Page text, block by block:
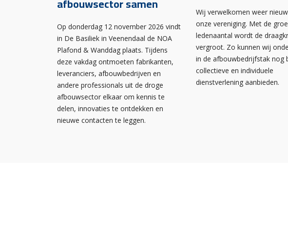
Op donderdag 12 november 2026 vindt
in De Basiliek in Veenendaal de NOA
Plafond & Wanddag plaats. Tijdens
deze vakdag ontmoeten fabrikanten,
leveranciers, afbouwbedrijven en
andere professionals uit de droge
afbouwsector elkaar om kennis te
delen, innovaties te ontdekken en
nieuwe contacten te leggen.
Wij verwelkomen weer
onze vereniging. Met de
ledenaantal wordt de
vergroot. Zo kunnen wij
in de afbouwbedrijfstak nog
collectieve en individuele
dienstverlening aanbieden.